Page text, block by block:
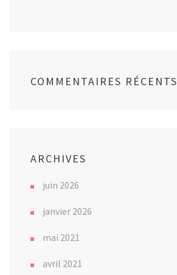
COMMENTAIRES RÉCENTS
ARCHIVES
juin 2026
janvier 2026
mai 2021
avril 2021